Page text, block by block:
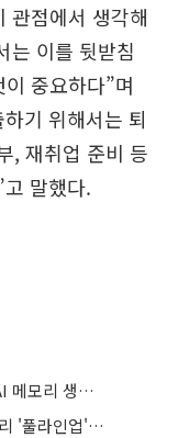
관점에서 생각해
는 이를 뒷받침
중요하다”며
기 위해서는 퇴
, 재취업 준비 등
말했다.
SK하이닉스, 용인·청주에 54조 투자…AI 메모리 생산기지 키운다
D램·낸드 모두 세계 1위…삼성, AI 메모리 '풀라인업'으로 승부